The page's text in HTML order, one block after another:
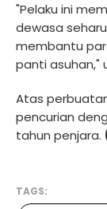
"Pelaku ini
dewasa
membantu
panti asuhan,"
Atas
pencurian
tahun penjara.
TAGS: